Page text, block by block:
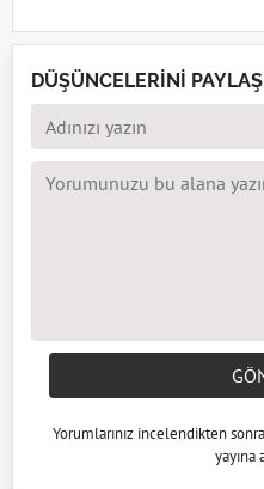
DÜŞÜNCELERİNİ
Yorumlarınız incelendikten sonra
yayına